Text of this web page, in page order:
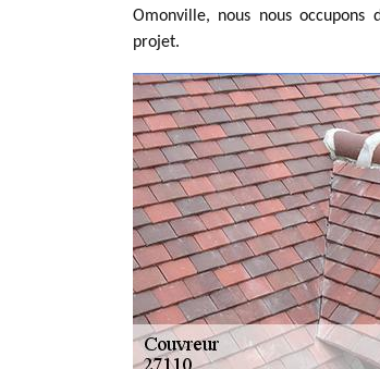
Omonville, nous nous
projet.